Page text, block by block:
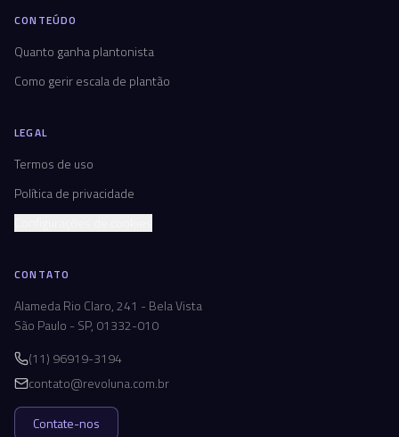
CONTEÚDO
Quanto ganha plantonista
Como gerir escala de plantão
LEGAL
Termos de uso
Política de privacidade
CONTATO
Alameda Rio Claro, 241 - Bela Vista
São Paulo - SP, 01332-010
(11) 96919-3194
contato@revoluna.com.br
Contate-nos